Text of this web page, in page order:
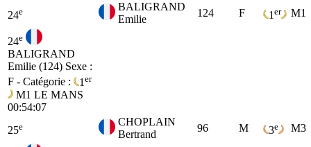
24e
BALIGRAND
Emilie
124 F 1 er M1
24e
BALIGRAND
Emilie (124) Sexe :
F - Catégorie :
1 er
M1 LE MANS
00:54:07
25e
CHOPLAIN
Bertrand
96 M 3e M3